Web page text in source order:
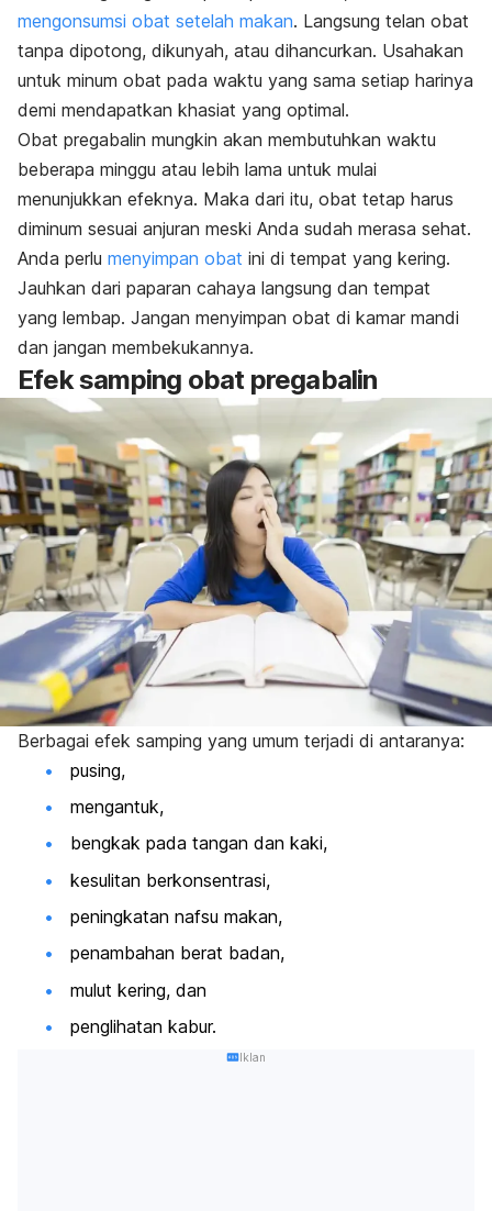
mengonsumsi obat setelah makan. Langsung telan obat
tanpa dipotong, dikunyah, atau dihancurkan. Usahakan
untuk minum obat pada waktu yang sama setiap harinya
demi mendapatkan khasiat yang optimal.
Obat pregabalin mungkin akan membutuhkan waktu
beberapa minggu atau lebih lama untuk mulai
menunjukkan efeknya. Maka dari itu, obat tetap harus
diminum sesuai anjuran meski Anda sudah merasa sehat.
Anda perlu menyimpan obat ini di tempat yang kering.
Jauhkan dari paparan cahaya langsung dan tempat
yang lembap. Jangan menyimpan obat di kamar mandi
dan jangan membekukannya.
Efek samping obat pregabalin
Berbagai efek samping yang umum terjadi di antaranya:
pusing,
mengantuk,
bengkak pada tangan dan kaki,
kesulitan berkonsentrasi,
peningkatan nafsu makan,
penambahan berat badan,
mulut kering, dan
penglihatan kabur.
Iklan